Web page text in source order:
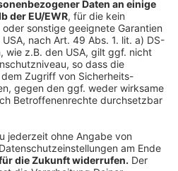
laufen lassen
Deshalb hat die
noch einen weiteren